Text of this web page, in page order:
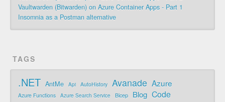
Vaultwarden (Bitwarden) on Azure Container Apps - Part 1
Insomnia as a Postman alternative
TAGS
.NET AntMe Api AutoHistory Avanade Azure
Azure Functions Azure Search Service Bicep Blog Code